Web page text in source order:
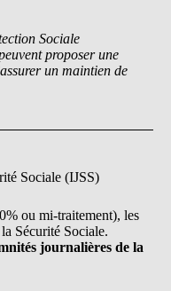
Sociale
proposer une
un maintien de
Sociale (IJSS)
ou mi-traitement), les
Sécurité Sociale.
journalières de la